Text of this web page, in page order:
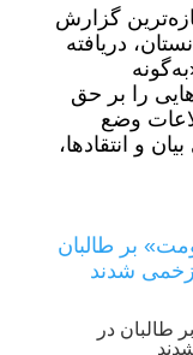
گزارش
دریافته
را بر حق
وضع
و انتقادها،
طالبان در